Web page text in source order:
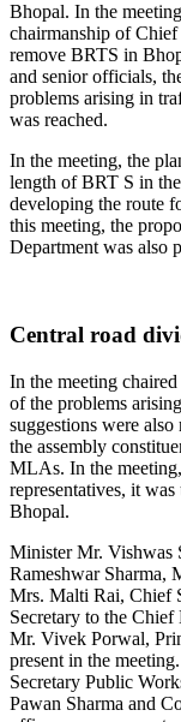
Bhopal. In the
chairmanship of
remove BRTS in
and senior officials,
problems arising in
was reached.
In the meeting, the
length of BRT S in
developing the route
this meeting, the
Department was also
Central road
In the meeting
of the problems
suggestions were
the assembly
MLAs. In the
representatives, it
Bhopal.
Minister Mr. Vishwas
Rameshwar Sharma,
Mrs. Malti Rai, Chief
Secretary to the
Mr. Vivek Porwal,
present in the
Secretary Public
Pawan Sharma and